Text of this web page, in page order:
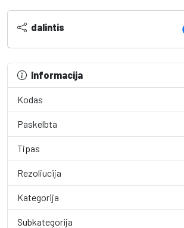
dalintis
Informacija
Kodas
Paskelbta
Tipas
Rezoliucija
Kategorija
Subkategorija